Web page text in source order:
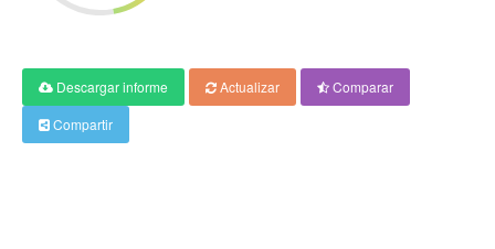
Descargar informe Actualizar
Comparar
Compartir